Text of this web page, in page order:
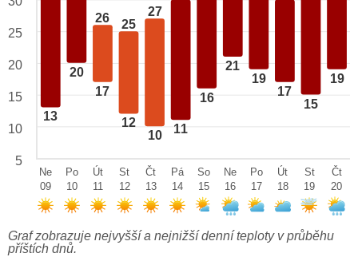
13
20
26
17
25
12
27
10 11
16
21
19
17
15
19
25
20
15
10
5
Ne
09
Po
10
Út
11
St
12
Čt
13
Pá
14
So
15
Ne
16
Po
17
Út
18
St
19
Čt
20
Graf zobrazuje nejvyšší a nejnižší denní teploty v průběhu
příštích dnů.